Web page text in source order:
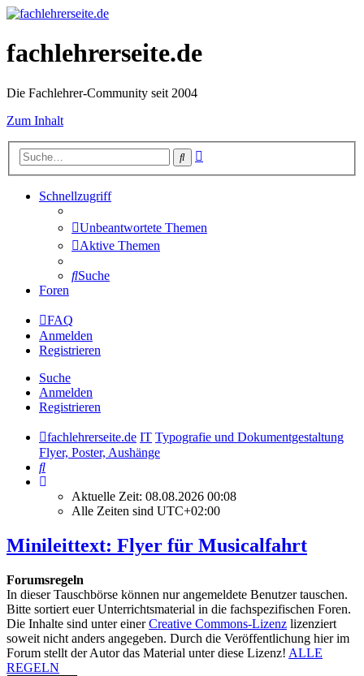
fachlehrerseite.de
Die Fachlehrer-Community seit 2004
Zum Inhalt
Suche
Schnellzugriff
Unbeantwortete Themen
Aktive Themen
Suche
Foren
FAQ
Anmelden
Registrieren
Suche
Anmelden
Registrieren
fachlehrerseite.de IT Typografie und Dokumentgestaltung
Flyer, Poster, Aushänge
Suche
Aktuelle Zeit: 08.08.2026 00:08
Alle Zeiten sind UTC+02:00
Minileittext: Flyer für Musicalfahrt
Forumsregeln
In dieser Tauschbörse können nur angemeldete Benutzer tauschen.
Bitte sortiert euer Unterrichtsmaterial in die fachspezifischen Foren.
Die Inhalte sind unter einerCreative Commons-Lizenz lizenziert
soweit nicht anders angegeben. Durch die Veröffentlichung hier im
Forum stellt der Autor das Material unter diese Lizenz! ALLE
REGELN